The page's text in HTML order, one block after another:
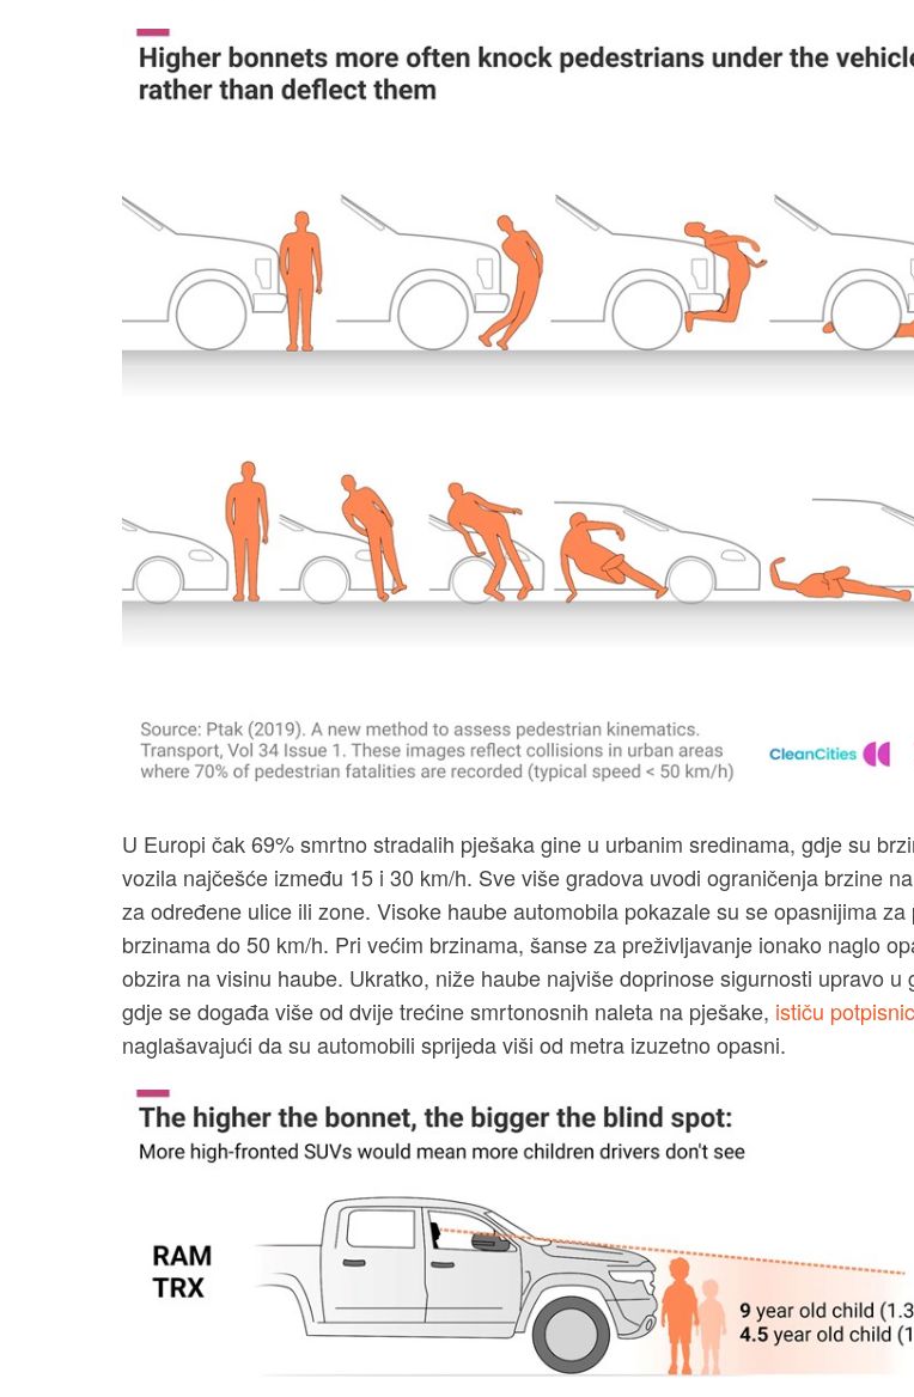
U Europi čak 69% smrtno stradalih pješaka gine u urbanim sredinama, gdje su
vozila najčešće između 15 i 30 km/h. Sve više gradova uvodi ograničenja brzine
za određene ulice ili zone. Visoke haube automobila pokazale su se opasnijima za
brzinama do 50 km/h. Pri većim brzinama, šanse za preživljavanje ionako naglo
obzira na visinu haube. Ukratko, niže haube najviše doprinose sigurnosti upravo u
gdje se događa više od dvije trećine smrtonosnih naleta na pješake, ističu
naglašavajući da su automobili sprijeda viši od metra izuzetno opasni.